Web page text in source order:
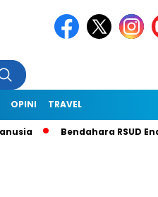
OPINI TRAVEL
Bendahara RSUD Ende